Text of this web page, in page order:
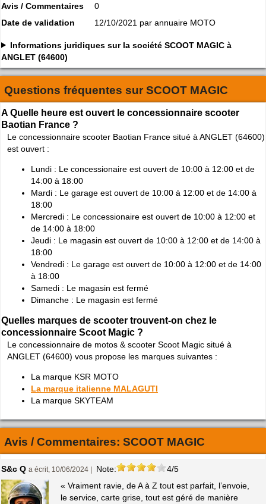
Avis / Commentaires
0
Date de validation
12/10/2021 par annuaire MOTO
Informations juridiques sur la société SCOOT MAGIC à
ANGLET (64600)
Questions fréquentes surSCOOT MAGIC
A Quelle heure est ouvert le concessionnaire scooter
Baotian France ?
Le concessionnaire scooter Baotian France situé à ANGLET (64600)
est ouvert :
Lundi : Le concessionaire est ouvert de 10:00 à 12:00 et de
14:00 à 18:00
Mardi : Le garage est ouvert de 10:00 à 12:00 et de 14:00 à
18:00
Mercredi : Le concessionaire est ouvert de 10:00 à 12:00 et
de 14:00 à 18:00
Jeudi : Le magasin est ouvert de 10:00 à 12:00 et de 14:00 à
18:00
Vendredi : Le garage est ouvert de 10:00 à 12:00 et de 14:00
à 18:00
Samedi : Le magasin est fermé
Dimanche : Le magasin est fermé
Quelles marques de scooter trouvent-on chez le
concessionnaire Scoot Magic ?
Le concessionnaire de motos & scooter Scoot Magic situé à
ANGLET (64600) vous propose les marques suivantes :
La marque KSR MOTO
La marque italienne MALAGUTI
La marque SKYTEAM
Avis / Commentaires: SCOOT MAGIC
S&c Q a écrit, 10/06/2024 | Note:
4/5
« Vraiment ravie, de A à Z tout est parfait, l’envoie,
le service, carte grise, tout est géré de manière